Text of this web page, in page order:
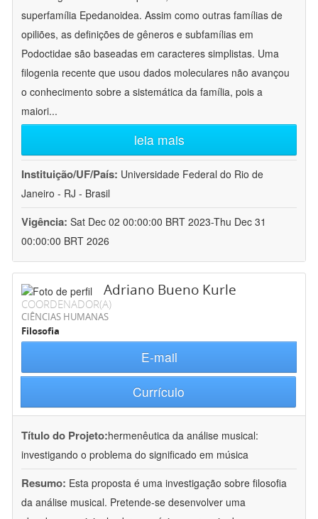
superfamília Epedanoidea. Assim como outras famílias de
opiliões, as definições de gêneros e subfamílias em
Podoctidae são baseadas em caracteres simplistas. Uma
filogenia recente que usou dados moleculares não avançou
o conhecimento sobre a sistemática da família, pois a
maiori...
leia mais
Instituição/UF/País: Universidade Federal do Rio de
Janeiro - RJ - Brasil
Vigência: Sat Dec 02 00:00:00 BRT 2023-Thu Dec 31
00:00:00 BRT 2026
Adriano Bueno Kurle
COORDENADOR(A)
CIÊNCIAS HUMANAS
Filosofia
E-mail
Currículo
Título do Projeto:hermenêutica da análise musical:
investigando o problema do significado em música
Resumo: Esta proposta é uma investigação sobre filosofia
da análise musical. Pretende-se desenvolver uma